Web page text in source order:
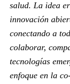
salud. La idea
innovación
conectando a
colaborar,
tecnologías
enfoque en la